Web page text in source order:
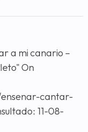
a mi canario –
On
cantar-
11-08-